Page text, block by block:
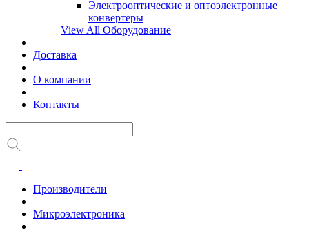
Электрооптические и оптоэлектронные
конвертеры
View All Оборудование
Доставка
О компании
Контакты
Производители
Микроэлектроника